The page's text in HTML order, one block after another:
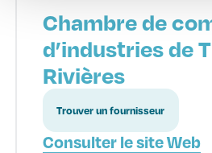
Chambre de
d’industries de
Rivières
Trouver un fournisseur
Consulter le site Web